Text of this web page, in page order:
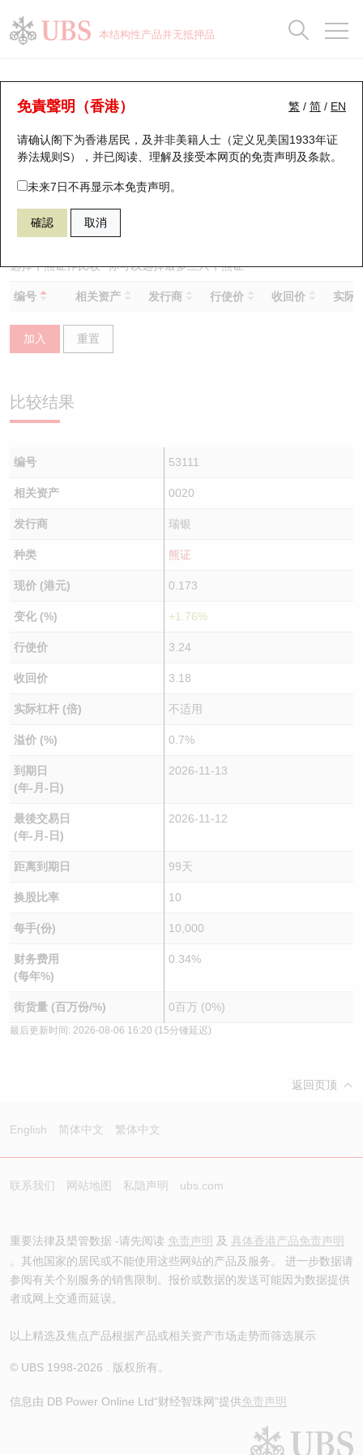
本结构性产品并无抵押品
繁 / 简 / EN
免責聲明（香港）
请确认阁下为香港居民，及并非美籍人士（定义见美国1933年证
券法规则S），并已阅读、理解及接受本网页的免责声明及条款。
未来7日不再显示本免责声明。
確認 取消
牛熊证分析仪
表现 街货统计 比较
53111 瑞银熊证 0020 商汤－Ｗ
选择牛熊证作比较 *你可以选择最多三只牛熊证
编号 相关资产 发行商 行使价 收回价 实际
加入 重置
比较结果
编号 53111
相关资产 0020
发行商 瑞银
种类 熊证
现价 (港元) 0.173
变化 (%) +1.76%
行使价 3.24
收回价 3.18
实际杠杆 (倍) 不适用
溢价 (%) 0.7%
到期日
(年-月-日)
2026-11-13
最後交易日
(年-月-日)
2026-11-12
距离到期日 99天
换股比率 10
每手(份) 10,000
财务费用
(每年%)
0.34%
街货量 (百万份/%) 0百万 (0%)
最后更新时间: 2026-08-06 16:20 (15分锺延迟)
返回页顶
English 简体中文 繁体中文
联系我们 网站地图 私隐声明 ubs.com
重要法律及槼管数据 -请先阅读 免责声明 及 具体香港产品免责声明
。其他国家的居民或不能使用这些网站的产品及服务。 进一步数据请
参阅有关个别服务的销售限制。报价或数据的发送可能因为数据提供
者或网上交通而延误。
以上精选及焦点产品根据产品或相关资产市场走势而筛选展示
© UBS 1998-2026 . 版权所有。
信息由 DB Power Online Ltd“财经智珠网”提供免责声明
瑞银认股证一览
新发行瑞银认股证
即将到期认股证
认股证到期结算价查找
认股证分析仪
认股证速算机
引伸波幅比较图
认股证文件及公告
认股证文件及公告 (瑞信)
街货统计
比较
牛熊全景快搜
牛熊证搜寻
牛熊证街货分布图
正股牛熊证列表
新发行瑞银牛熊证
已收回牛熊证剩余价值
即将到期牛熊证
牛熊证分析仪
牛熊证速算机
牛熊证文件及公告 (瑞信)
街货统计
比较
十大升幅/跌幅
十大认股证成交分布
十天股证占大市成交
资金流
街货统计
三十大平均引伸波幅
正股分析仪
二十大活跃股份
恒指成份股
国指成份股
科指成份股
相关资产沽空
业绩及经济日历
AH 股价对照
即市板块表现
收市竞价变化
持股比重
显示所有持股比重
每月轮证大市专题
轮证专栏
讲座及教育短片
认股证投资者教育
牛熊证投资者教育
认股证牛熊证常问问题